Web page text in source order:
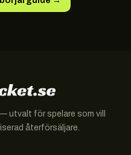
utvalt för spelare som vill
återförsäljare.